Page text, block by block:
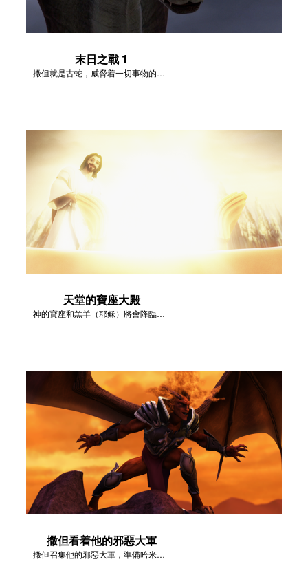
末日之戰 1
撒但就是古蛇，威脅着一切事物的結局。
天堂的寶座大殿
神的寶座和羔羊（耶稣）將會降臨在地上。
撒但看着他的邪惡大軍
撒但召集他的邪惡大軍，準備哈米吉多頓末日之戰！